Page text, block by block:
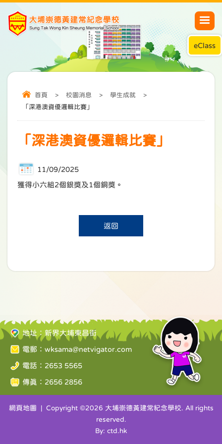
eClass
首頁 > 校園消息 > 學生成就
>
「深港澳資優邏輯比賽」
「深港澳資優邏輯比賽」
11/09/2025
獲得小六組2個銀獎及1個銅獎。
返回
地址：新界大埔東昌街
電郵： wksama@netvigator.com
電話：2653 5565
傳真：2656 2856
網頁地圖 | Copyright ©2026 大埔崇德黃建常紀念學校. All rights
reserved.
By: ctd.hk